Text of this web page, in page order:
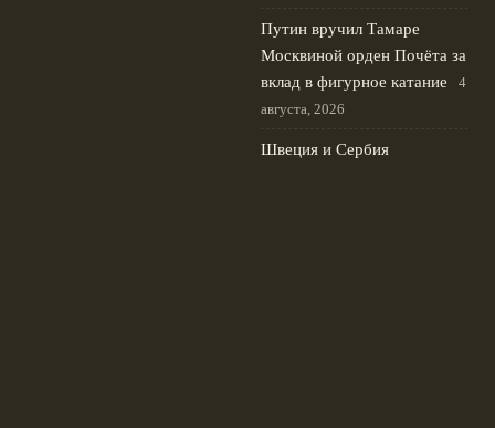
Путин вручил Тамаре
Москвиной орден Почёта за
вклад в фигурное катание
4
августа, 2026
Швеция и Сербия